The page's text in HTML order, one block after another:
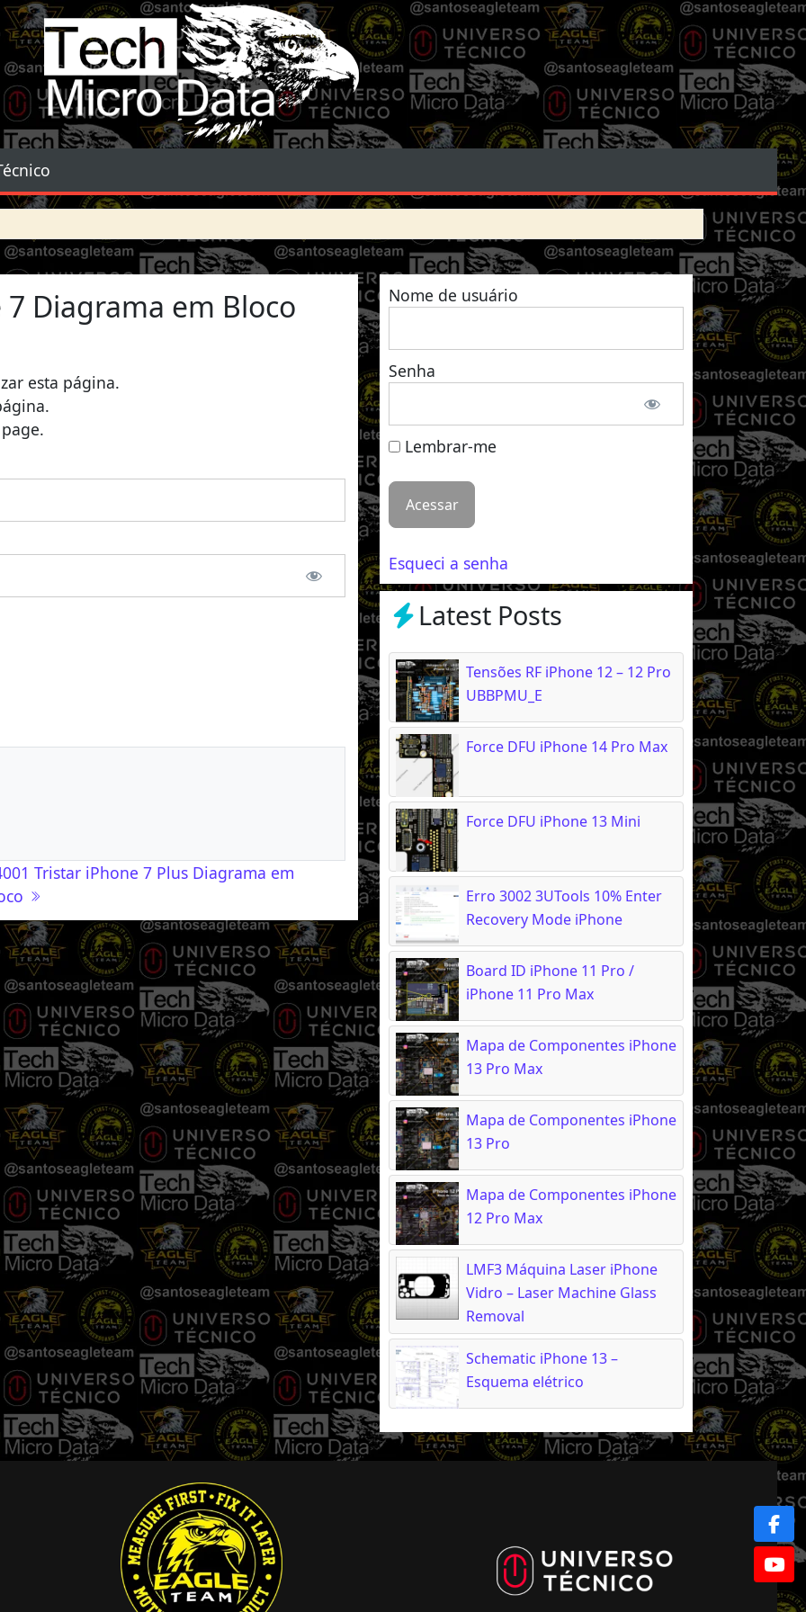
Tech Micro Data
Diagrama em Bloco
esta página.
Tristar iPhone 7 Plus Diagrama em
Nome de usuário
Senha
Lembrar-me
Esqueci a senha
Latest Posts
Tensões RF iPhone 12 – 12 Pro
UBBPMU_E
Force DFU iPhone 14 Pro Max
Force DFU iPhone 13 Mini
Erro 3002 3UTools 10% Enter
Recovery Mode iPhone
Board ID iPhone 11 Pro /
iPhone 11 Pro Max
Mapa de Componentes iPhone
13 Pro Max
Mapa de Componentes iPhone
13 Pro
Mapa de Componentes iPhone
12 Pro Max
LMF3 Máquina Laser iPhone
Vidro – Laser Machine Glass
Removal
Schematic iPhone 13 –
Esquema elétrico